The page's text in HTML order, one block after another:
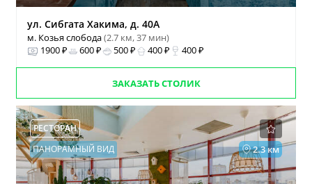
ул. Сибгата Хакима, д. 40А
м. Козья слобода(2.7 км, 37 мин)
1900 ₽
600 ₽ 500 ₽ 400 ₽ 400 ₽
ЗАКАЗАТЬ СТОЛИК
РЕСТОРАН
2.3 км
ПАНОРАМНЫЙ ВИД